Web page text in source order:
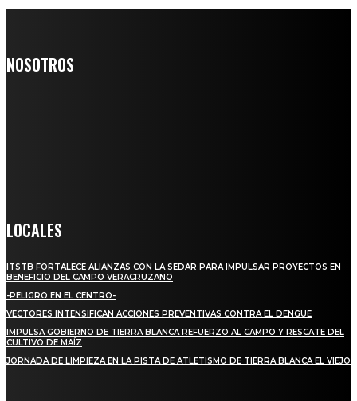
NOSOTROS
LOCALES
ITSTB FORTALECE ALIANZAS CON LA SEDAR PARA IMPULSAR PROYECTOS EN
BENEFICIO DEL CAMPO VERACRUZANO
-PELIGRO EN EL CENTRO-
VECTORES INTENSIFICAN ACCIONES PREVENTIVAS CONTRA EL DENGUE
IMPULSA GOBIERNO DE TIERRA BLANCA REFUERZO AL CAMPO Y RESCATE DEL
CULTIVO DE MAÍZ
JORNADA DE LIMPIEZA EN LA PISTA DE ATLETISMO DE TIERRA BLANCA EL VIEJO